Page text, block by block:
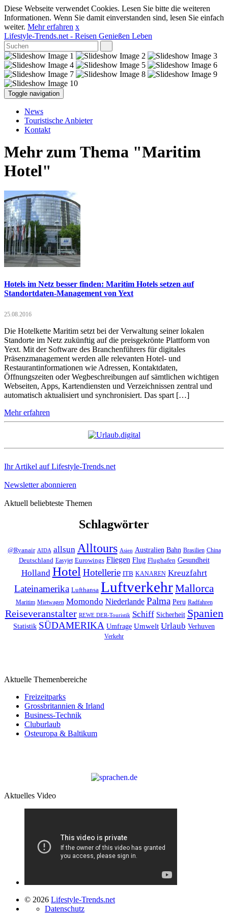
Diese Webseite verwendet Cookies. Lesen Sie bitte die weiteren
Informationen. Wenn Sie damit einverstanden sind, lesen Sie einfach
weiter. Mehr erfahren x
Lifestyle-Trends.net - Reisen Genießen Leben
Toggle navigation
News
Touristische Anbieter
Kontakt
Mehr zum Thema "Maritim
Hotel"
Hotels im Netz besser finden: Maritim Hotels setzen auf
Standortdaten-Management von Yext
25.08.2016
Die Hotelkette Maritim setzt bei der Verwaltung seiner lokalen
Standorte im Netz zukünftig auf die preisgekrönte Plattform von
Yext. Mit der Software des Branchenführers für digitales
Präsenzmanagement werden alle relevanten Hotel- und
Restaurantinformationen wie Adressen, Kontaktdaten,
Öffnungszeiten oder Wegbeschreibungen auf sämtlichen wichtigen
Webseiten, Apps, Kartendiensten und Verzeichnissen zentral und
automatisch aktualisiert und synchronisiert. Das spart […]
Mehr erfahren
Ihr Artikel auf Lifestyle-Trends.net
Newsletter abonnieren
Aktuell beliebteste Themen
Schlagwörter
@Ryanair AIDA allsun Alltours Asien Australien Bahn Brasilien China
Deutschland Easyjet Eurowings Fliegen Flug Flughafen Gesundheit
Holland Hotel Hotellerie ITB KANAREN Kreuzfahrt
Lateinamerika Lufthansa LuftverkehrMallorca
Maritim Mietwagen Momondo Niederlande Palma Peru Radfahren
Reiseveranstalter REWE DER-Touristik Schiff Sicherheit Spanien
Statistik SÜDAMERIKA Umfrage Umwelt Urlaub Verhuven
Verkehr
Aktuelle Themenbereiche
Freizeitparks
Grossbritannien & Irland
Business-Technik
Cluburlaub
Osteuropa & Baltikum
Aktuelles Video
© 2026 Lifestyle-Trends.net
Datenschutz